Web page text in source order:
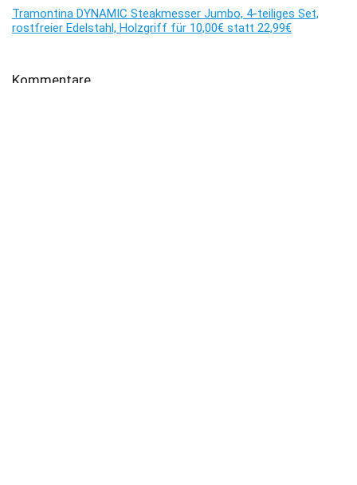
Tramontina DYNAMIC Steakmesser Jumbo, 4-teiliges Set,
rostfreier Edelstahl, Holzgriff für 10,00€ statt 22,99€
Kommentare